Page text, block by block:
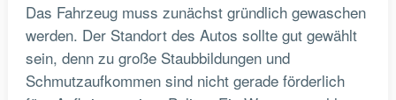
Das Fahrzeug muss zunächst gründlich gewaschen
werden. Der Standort des Autos sollte gut gewählt
sein, denn zu große Staubbildungen und
Schmutzaufkommen sind nicht gerade förderlich